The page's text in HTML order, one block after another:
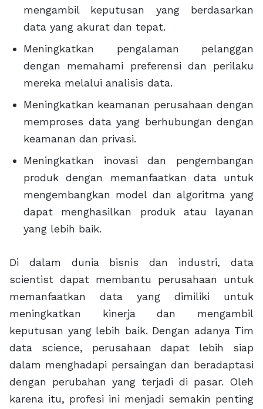
mengambil keputusan yang berdasarkan
data yang akurat dan tepat.
Meningkatkan pengalaman pelanggan
dengan memahami preferensi dan perilaku
mereka melalui analisis data.
Meningkatkan keamanan perusahaan dengan
memproses data yang berhubungan dengan
keamanan dan privasi.
Meningkatkan inovasi dan pengembangan
produk dengan memanfaatkan data untuk
mengembangkan model dan algoritma yang
dapat menghasilkan produk atau layanan
yang lebih baik.
Di dalam dunia bisnis dan industri, data
scientist dapat membantu perusahaan untuk
memanfaatkan data yang dimiliki untuk
meningkatkan kinerja dan mengambil
keputusan yang lebih baik. Dengan adanya Tim
data science, perusahaan dapat lebih siap
dalam menghadapi persaingan dan beradaptasi
dengan perubahan yang terjadi di pasar. Oleh
karena itu, profesi ini menjadi semakin penting